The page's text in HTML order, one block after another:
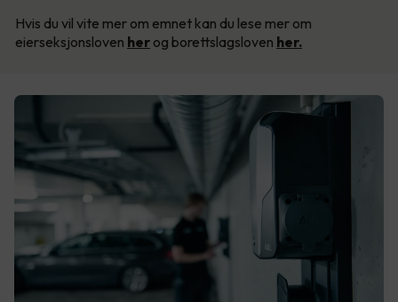
Hvis du vil vite mer om emnet kan du lese mer om
eierseksjonsloven her og borettslagsloven her.